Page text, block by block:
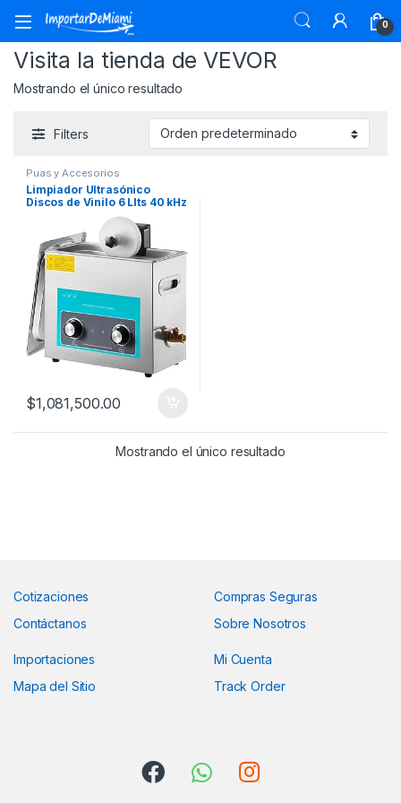
Skip to navigation
Skip to content
0
Visita la tienda de VEVOR
Mostrando el único resultado
Filters
Puas y Accesorios
Limpiador Ultrasónico
Discos de Vinilo 6 Llts 40 kHz
$1,081,500.00
Mostrando el único resultado
Cotizaciones
Contáctanos
Compras Seguras
Sobre Nosotros
Importaciones
Mapa del Sitio
Mi Cuenta
Track Order